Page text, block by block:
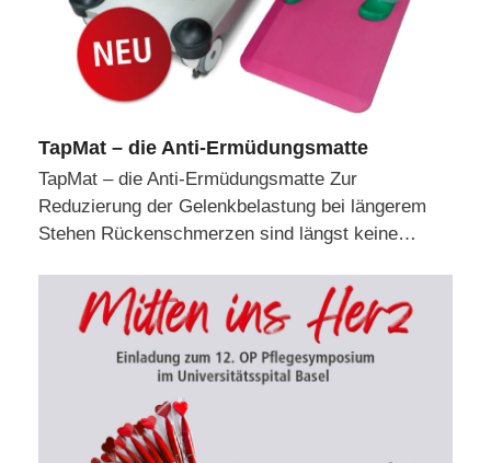
TapMat – die Anti-Ermüdungsmatte
TapMat – die Anti-Ermüdungsmatte Zur
Reduzierung der Gelenkbelastung bei längerem
Stehen Rückenschmerzen sind längst keine…